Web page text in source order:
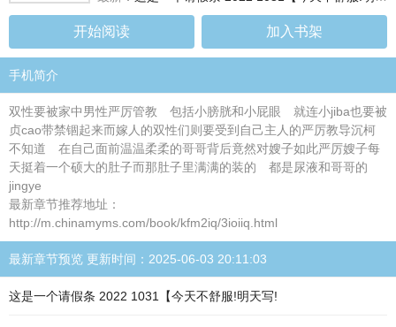
开始阅读 加入书架
手机简介
双性要被家中男性严厉管教 包括小膀胱和小屁眼 就连小jiba也要被
贞cao带禁锢起来而嫁人的双性们则要受到自己主人的严厉教导沉柯
不知道 在自己面前温温柔柔的哥哥背后竟然对嫂子如此严厉嫂子每
天挺着一个硕大的肚子而那肚子里满满的装的 都是尿液和哥哥的
jingye
最新章节推荐地址：
http://m.chinamyms.com/book/kfm2iq/3ioiiq.html
最新章节预览 更新时间：2025-06-03 20:11:03
这是一个请假条 2022 1031【今天不舒服!明天写!